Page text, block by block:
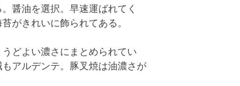
醤油を選択。早速運ばれてく
がきれいに飾られてある。
どよい濃さにまとめられてい
アルデンテ。豚叉焼は油濃さが